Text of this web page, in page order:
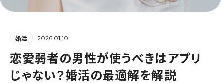
婚活 2026.01.10
恋愛弱者の男性が使うべきはアプリ
じゃない？婚活の最適解を解説